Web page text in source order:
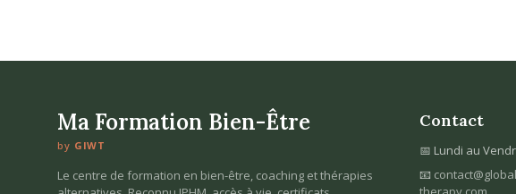
Ma Formation Bien-Être
by GIWT
Le centre de formation en bien-être, coaching et thérapies
Contact
📅 Lundi au
📧